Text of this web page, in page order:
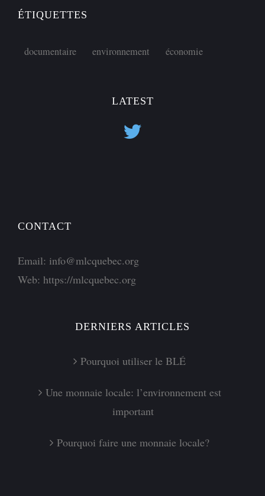
ÉTIQUETTES
documentaire environnement économie
LATEST
CONTACT
Email: info@mlcquebec.org
Web: https://mlcquebec.org
DERNIERS ARTICLES
Pourquoi utiliser le BLÉ
Une monnaie locale: l’environnement est
important
Pourquoi faire une monnaie locale?